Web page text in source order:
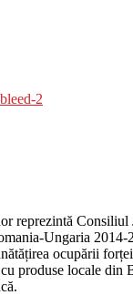
2
reprezintă
Ungaria
ocupării
locale din